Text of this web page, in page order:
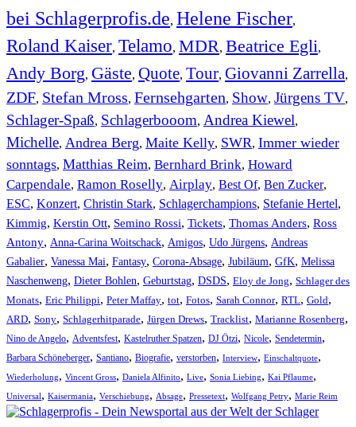
bei Schlagerprofis.de, Helene Fischer,
Roland Kaiser, Telamo, MDR, Beatrice Egli,
Andy Borg, Gäste, Quote, Tour, Giovanni Zarrella,
ZDF, Stefan Mross, Fernsehgarten, Show, Jürgens TV,
Schlager-Spaß, Schlagerbooom, Andrea Kiewel,
Michelle, Andrea Berg, Maite Kelly, SWR, Immer wieder
sonntags, Matthias Reim, Bernhard Brink, Howard
Carpendale, Ramon Roselly, Airplay, Best Of, Ben Zucker,
ESC, Konzert, Christin Stark, Schlagerchampions, Stefanie Hertel,
Kimmig, Kerstin Ott, Semino Rossi, Tickets, Thomas Anders, Ross
Antony, Anna-Carina Woitschack, Amigos, Udo Jürgens, Andreas
Gabalier, Vanessa Mai, Fantasy, Corona-Absage, Jubiläum, GfK, Melissa
Naschenweng, Dieter Bohlen, Geburtstag, DSDS, Eloy de Jong, Schlager des
Monats, Eric Philippi, Peter Maffay, tot, Fotos, Sarah Connor, RTL, Gold,
ARD, Sony, Schlagerhitparade, Jürgen Drews, Tracklist, Marianne Rosenberg,
Nino de Angelo, Adventsfest, Kastelruther Spatzen, DJ Ötzi, Nicole, Sendetermin,
Barbara Schöneberger, Santiano, Biografie, verstorben, Interview, Einschaltquote,
Wiederholung, Vincent Gross, Daniela Alfinito, Live, Sonia Liebing, Kai Pflaume,
Universal, Kaisermania, Verschiebung, Absage, Pressetext, Wolfgang Petry, Marie Reim